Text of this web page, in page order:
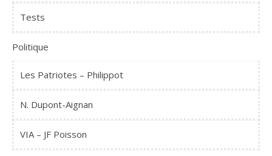
Tests
Politique
Les Patriotes – Philippot
N. Dupont-Aignan
VIA – JF Poisson